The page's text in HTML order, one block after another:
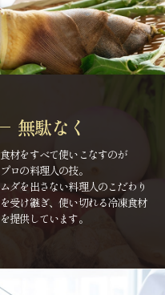
無駄なく
食材をすべて使いこなすのが
プロの料理人の技。
ムダを出さない料理人のこだわり
を受け継ぎ、使い切れる冷凍食材
を提供しています。